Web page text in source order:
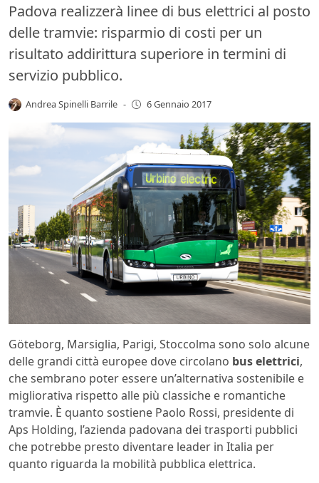
Padova realizzerà linee di bus elettrici al posto
delle tramvie: risparmio di costi per un
risultato addirittura superiore in termini di
servizio pubblico.
Andrea Spinelli Barrile - 6 Gennaio 2017
Göteborg, Marsiglia, Parigi, Stoccolma sono solo alcune
delle grandi città europee dove circolano bus elettrici,
che sembrano poter essere un’alternativa sostenibile e
migliorativa rispetto alle più classiche e romantiche
tramvie. È quanto sostiene Paolo Rossi, presidente di
Aps Holding, l’azienda padovana dei trasporti pubblici
che potrebbe presto diventare leader in Italia per
quanto riguarda la mobilità pubblica elettrica.